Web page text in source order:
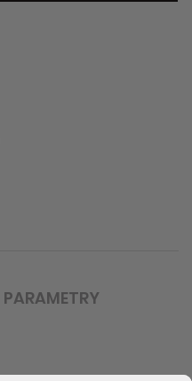
PARAMETRY